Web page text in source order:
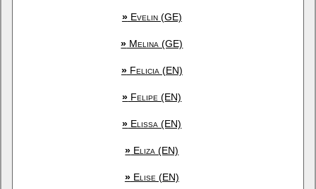
»Evelin (GE)
» Melina (GE)
»Felicia (EN)
» Felipe (EN)
» Elissa (EN)
» Eliza (EN)
»Elise (EN)